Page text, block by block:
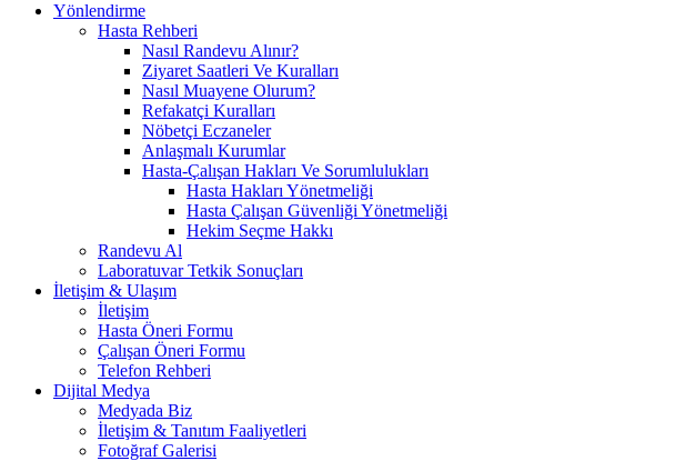
Yönlendirme
Hasta Rehberi
Nasıl Randevu Alınır?
Ziyaret Saatleri Ve Kuralları
Nasıl Muayene Olurum?
Refakatçi Kuralları
Nöbetçi Eczaneler
Anlaşmalı Kurumlar
Hasta-Çalışan Hakları Ve Sorumlulukları
Hasta Hakları Yönetmeliği
Hasta Çalışan Güvenliği Yönetmeliği
Hekim Seçme Hakkı
Randevu Al
Laboratuvar Tetkik Sonuçları
İletişim & Ulaşım
İletişim
Hasta Öneri Formu
Çalışan Öneri Formu
Telefon Rehberi
Dijital Medya
Medyada Biz
İletişim & Tanıtım Faaliyetleri
Fotoğraf Galerisi